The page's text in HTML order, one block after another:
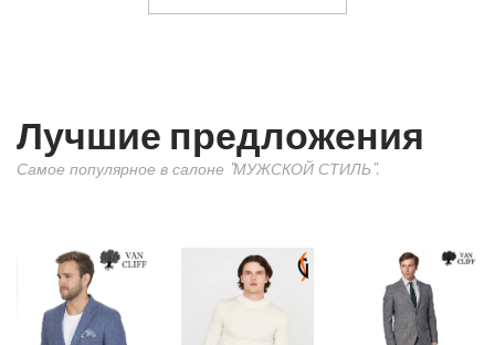
Лучшие предложения
Самое популярное в салоне "МУЖСКОЙ СТИЛЬ".